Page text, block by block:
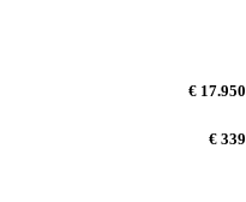
€ 17.950
€ 339